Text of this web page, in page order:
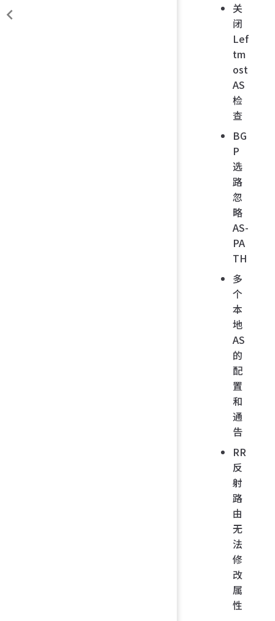
关
闭
Lef
tm
ost
AS
检
查
BG
P
选
路
忽
略
AS-
PA
TH
多
个
本
地
AS
的
配
置
和
通
告
RR
反
射
路
由
无
法
修
改
属
性